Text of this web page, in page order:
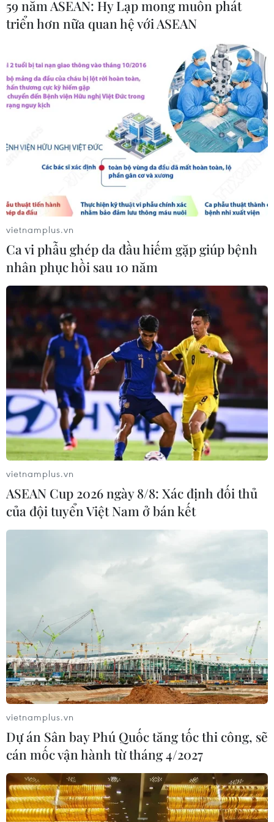
#100 container hạt điều
#Hạt điều xuất khẩu
#Cục Hàng hải Việt Nam
#Tàu hàng nước ngoài
#Hạt điều xuất khẩu sang Italy
Italy
TIN LIÊN QUAN
Trách nhiệm của ngân hàng trong vụ nghi
lừa đảo 100 container điều
14/03/2022 06:10
Đối với phương thức thanh toán nhờ thu, ngân hàng
không có trách nhiệm trong việc đảm bảo giao dịch
được thanh toán hay hàng hóa là phù hợp với thỏa
thuận giữa người mua-người bán.
59 năm ASEAN: Hy Lạp mong muốn phát
triển hơn nữa quan hệ với ASEAN
vietnamplus.vn
Ca vi phẫu ghép da đầu hiếm gặp giúp bệnh
nhân phục hồi sau 10 năm
vietnamplus.vn
ASEAN Cup 2026 ngày 8/8: Xác định đối thủ
của đội tuyển Việt Nam ở bán kết
vietnamplus.vn
Dự án Sân bay Phú Quốc tăng tốc thi công, sẽ
cán mốc vận hành từ tháng 4/2027